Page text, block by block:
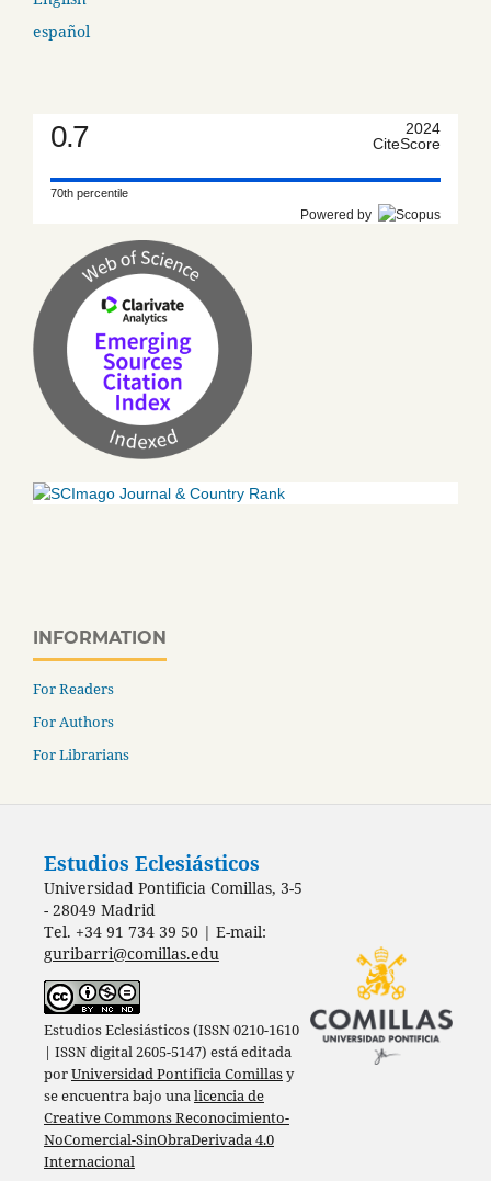
español
0.7
2024
CiteScore
70th percentile
Powered by
INFORMATION
For Readers
For Authors
For Librarians
Estudios Eclesiásticos
Universidad Pontificia Comillas, 3-5
- 28049 Madrid
Tel. +34 91 734 39 50 | E-mail:
guribarri@comillas.edu
Estudios Eclesiásticos (ISSN 0210-1610
| ISSN digital 2605-5147) está editada
porUniversidad Pontificia Comillasy
se encuentra bajo unalicencia de
Creative Commons Reconocimiento-
NoComercial-SinObraDerivada 4.0
Internacional